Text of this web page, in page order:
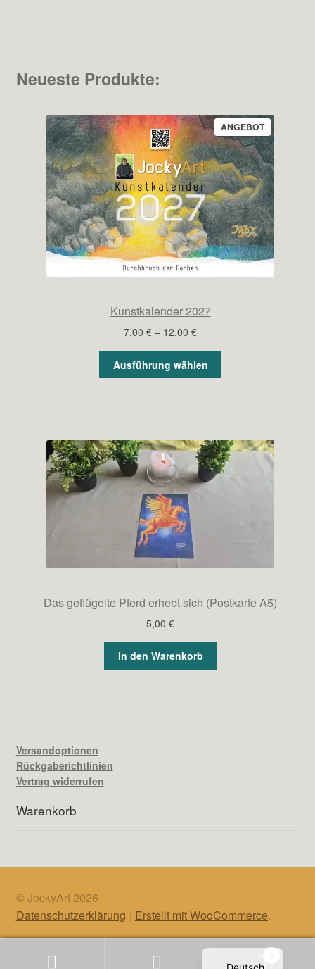
Neueste Produkte:
ANGEBOTPRODUKT
IM
ANGEBOT
Kunstkalender 2027
7,00 € – 12,00 €Preisspanne:
bis
12,00 €
Ausführung wählen
Das geflügelte Pferd erhebt sich (Postkarte A5)
5,00 €
In den Warenkorb
Versandoptionen
Rückgaberichtlinien
Vertrag widerrufen
Warenkorb
© JockyArt 2026
Datenschutzerklärung
Erstellt mit WooCommerce.